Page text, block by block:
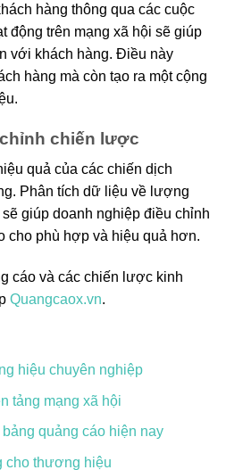
hàng thông qua các cuộc
động trên mạng xã hội sẽ giúp
với khách hàng. Điều này
hàng mà còn tạo ra một cộng
chiến lược
quả của các chiến dịch
Phân tích dữ liệu về lượng
giúp doanh nghiệp điều chỉnh
cho phù hợp và hiệu quả hơn.
cáo và các chiến lược kinh
Quangcaox.vn.
hiệu chuyên nghiệp
tảng mạng xã hội
quảng cáo hiện nay
cho thương hiệu